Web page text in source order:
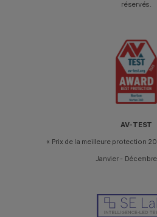
réservés.
AV-TEST
« Prix de la meilleure protection
Janvier -